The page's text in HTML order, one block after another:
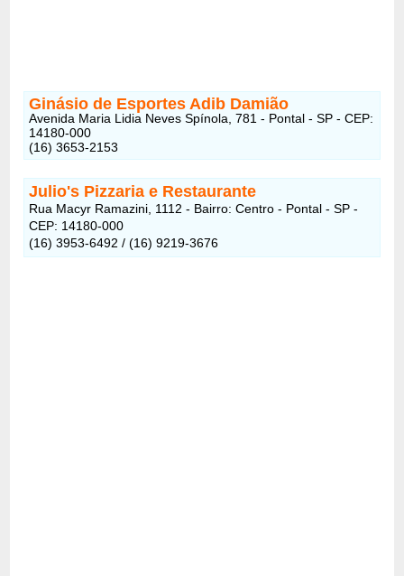
Ginásio de Esportes Adib Damião
Avenida Maria Lidia Neves Spínola, 781 - Pontal - SP - CEP:
14180-000
(16) 3653-2153
Julio's Pizzaria e Restaurante
Rua Macyr Ramazini, 1112 - Bairro: Centro - Pontal - SP -
CEP: 14180-000
(16) 3953-6492 / (16) 9219-3676